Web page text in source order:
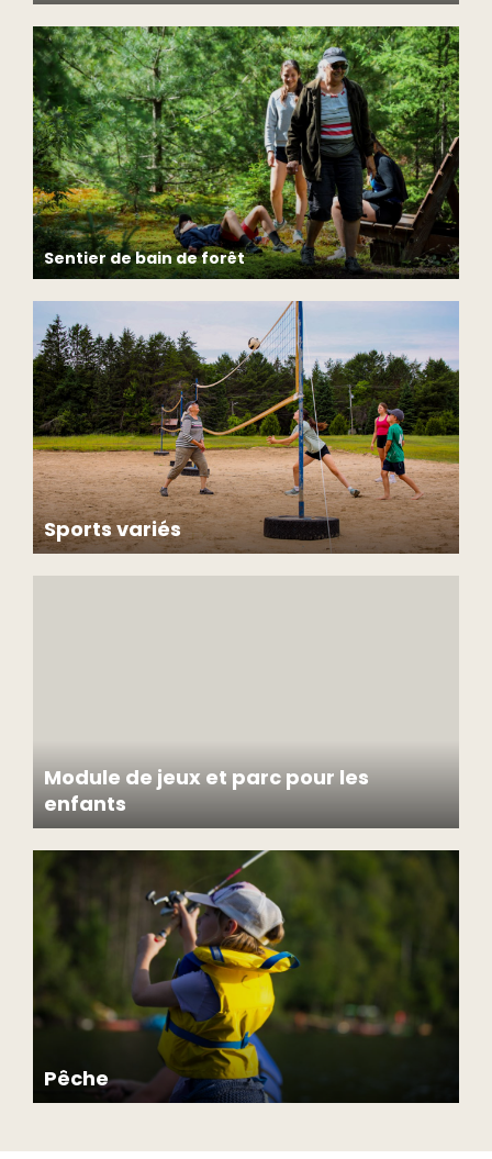
Sentier de bain de forêt
sur un parcours sensoriel autonome agrémenté de
panneaux d’interprétation et d’un audioguide.
Sports variés
frisbee
Module de jeux et parc pour les
enfants
Pêche
durant votre séjour. N’oubliez pas d’apporter votre